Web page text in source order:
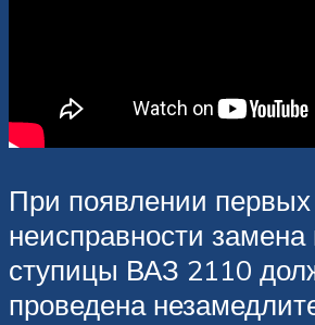
При появлении
неисправности замена
ступицы ВАЗ 2110
проведена